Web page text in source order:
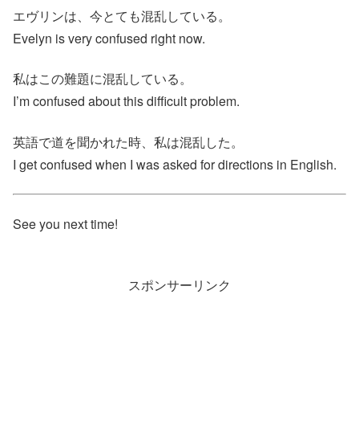
エヴリンは、今とても混乱している。
Evelyn is very confused right now.
私はこの難題に混乱している。
I’m confused about this difficult problem.
英語で道を聞かれた時、私は混乱した。
I get confused when I was asked for directions in English.
See you next time!
スポンサーリンク